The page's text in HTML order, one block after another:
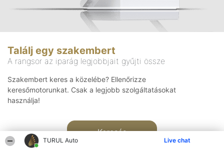
TURUL Auto Live chat
Találj egy szakembert
A rangsor az iparág legjobbjait gyűjti össze
Szakembert keres a közelébe? Ellenőrizze
keresőmotorunkat. Csak a legjobb szolgáltatásokat
használja!
Keresés